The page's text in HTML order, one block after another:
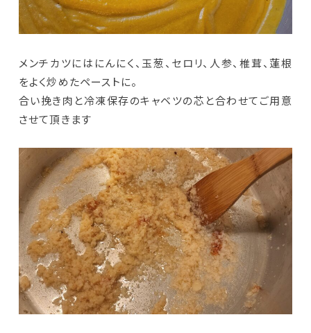
メンチカツにはにんにく、玉葱、セロリ、人参、椎茸、蓮根
をよく炒めたペーストに。
合い挽き肉と冷凍保存のキャベツの芯と合わせてご用意
させて頂きます